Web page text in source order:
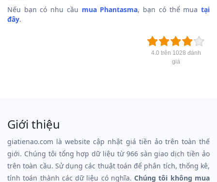
Nếu bạn có nhu cầu mua Phantasma, bạn có thể muatại
đây.
4.0 trên 1028 đánh
giá
Giới thiệu
giatienao.com là website cập nhật giá tiền ảo trên toàn thế
giới. Chúng tôi tổng hợp dữ liệu từ 966 sàn giao dịch tiền ảo
trên toàn cầu. Sử dụng các thuật toán để phân tích, thống kê,
tính toán thành các dữ liệu có nghĩa.Chúng tôi không mua